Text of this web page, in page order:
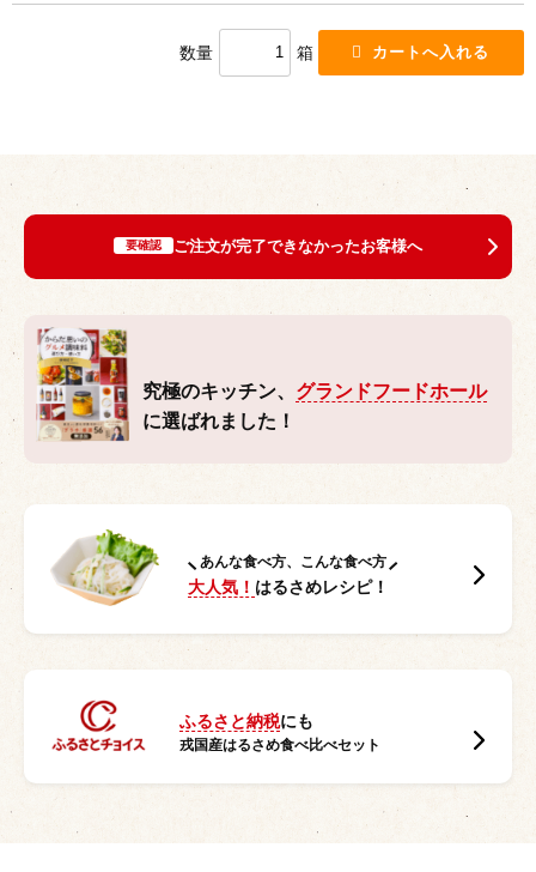
数量 箱
要確認 ご注文が完了できなかったお客様へ
究極のキッチン、 グランドフードホール
に選ばれました！
あんな食べ方、こんな食べ方
大人気！ はるさめレシピ！
ふるさと納税にも
戎国産はるさめ食べ比べセット